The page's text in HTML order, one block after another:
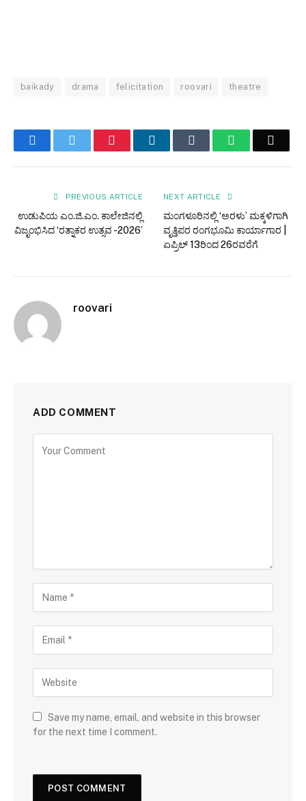
baikady drama felicitation roovari theatre
Facebook Twitter Pinterest LinkedIn Tumblr WhatsApp
PREVIOUS ARTICLE
ಉಡುಪಿಯ ಎಂ.ಜಿ.ಎಂ. ಕಾಲೇಜಿನಲ್ಲಿ
ವಿಜೃಂಭಿಸಿದ ‘ರತ್ನಾಕರ ಉತ್ಸವ -2026’
NEXT ARTICLE
ಮಂಗಳೂರಿನಲ್ಲಿ ‘ಅರಳು’ ಮಕ್ಕಳಿಗಾಗಿ
ವೃತ್ತಿಪರ ರಂಗಭೂಮಿ ಕಾರ್ಯಾಗಾರ |
ಏಪ್ರಿಲ್ 13ರಿಂದ 26ರವರೆಗೆ
roovari
ADD COMMENT
Save my name, email, and website in this browser
for the next time I comment.